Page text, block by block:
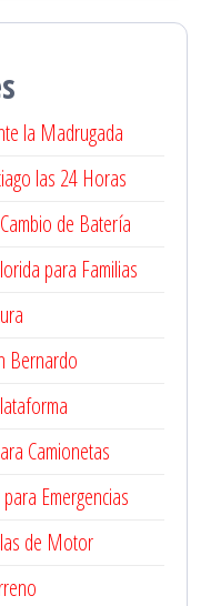
la Madrugada
las 24 Horas
de Batería
para Familias
Bernardo
Camionetas
Emergencias
de Motor